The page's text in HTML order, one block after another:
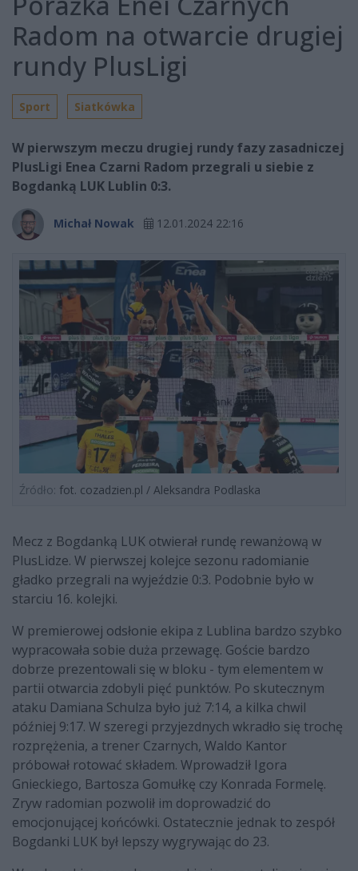
Radom na otwarcie drugiej
rundy PlusLigi
Sport Siatkówka
W pierwszym meczu drugiej rundy fazy zasadniczej
PlusLigi Enea Czarni Radom przegrali u siebie z
Bogdanką LUK Lublin 0:3.
Michał Nowak 12.01.2024 22:16
Źródło: fot. cozadzien.pl / Aleksandra Podlaska
Mecz z Bogdanką LUK otwierał rundę rewanżową w
PlusLidze. W pierwszej kolejce sezonu radomianie
gładko przegrali na wyjeździe 0:3. Podobnie było w
starciu 16. kolejki.
W premierowej odsłonie ekipa z Lublina bardzo szybko
wypracowała sobie duża przewagę. Goście bardzo
dobrze prezentowali się w bloku - tym elementem w
partii otwarcia zdobyli pięć punktów. Po skutecznym
ataku Damiana Schulza było już 7:14, a kilka chwil
później 9:17. W szeregi przyjezdnych wkradło się trochę
rozprężenia, a trener Czarnych, Waldo Kantor
próbował rotować składem. Wprowadził Igora
Gnieckiego, Bartosza Gomułkę czy Konrada Formelę.
Zryw radomian pozwolił im doprowadzić do
emocjonującej końcówki. Ostatecznie jednak to zespół
Bogdanki LUK był lepszy wygrywając do 23.